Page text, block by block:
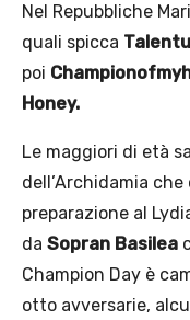
Nel Repubbliche
quali spicca
poi
Honey.
Le maggiori di età
dell’Archidamia
preparazione al
da Sopran Basilea
Champion Day è
otto avversarie,